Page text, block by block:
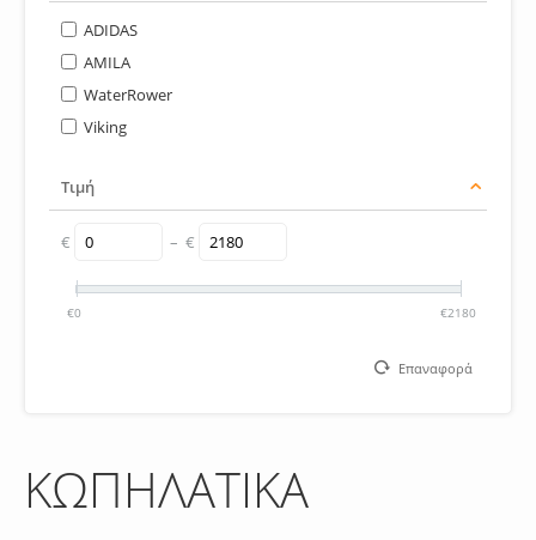
ADIDAS
AMILA
WaterRower
Viking
Τιμή
€ – €
€0 €2180
Επαναφορά
ΚΩΠΗΛΑΤΙΚΑ